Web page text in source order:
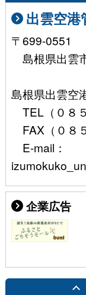
出雲空港
〒699-0551
島根県出雲
島根県出雲空
TEL（０８
FAX（０８
E-mail：
企業広告